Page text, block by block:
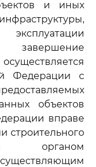
и иных
завершение
Федерации с
объектов
вправе
строительного
органом